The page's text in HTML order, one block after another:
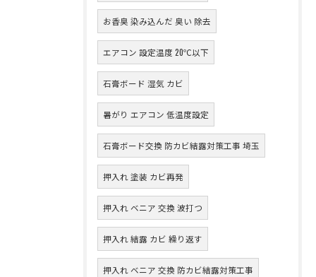
お香臭 染み込んだ 臭い 除去
エアコン 設定温度 20℃以下
石膏ボード 湿気 カビ
暑がり エアコン 低温度設定
石膏ボード交換 防カビ結露対策工事 埼玉
押入れ 塗装 カビ再発
押入れ ベニア 交換 波打つ
押入れ 結露 カビ 繰り返す
押入れ ベニア 交換 防カビ結露対策工事